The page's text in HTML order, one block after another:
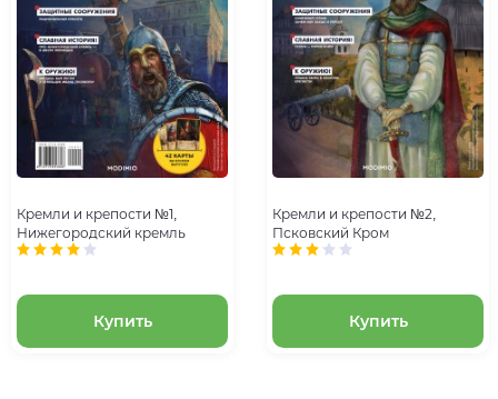
Кремли и крепости №1,
Нижегородский кремль
Купить
Кремли и крепости №2,
Псковский Кром
Купить